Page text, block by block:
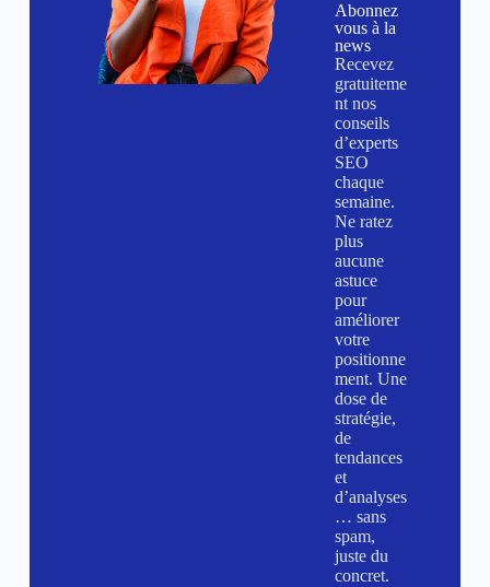
Abonnez
vous à la
news
Recevez
gratuiteme
nt nos
conseils
d’experts
SEO
chaque
semaine.
Ne ratez
plus
aucune
astuce
pour
améliorer
votre
positionne
ment. Une
dose de
stratégie,
de
tendances
et
d’analyses
… sans
spam,
juste du
concret.